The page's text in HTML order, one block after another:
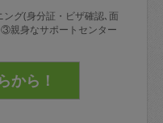
グ(身分証・ビザ確認､面
親身なサポートセンター